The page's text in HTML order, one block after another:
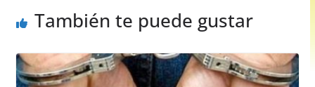
También te puede gustar